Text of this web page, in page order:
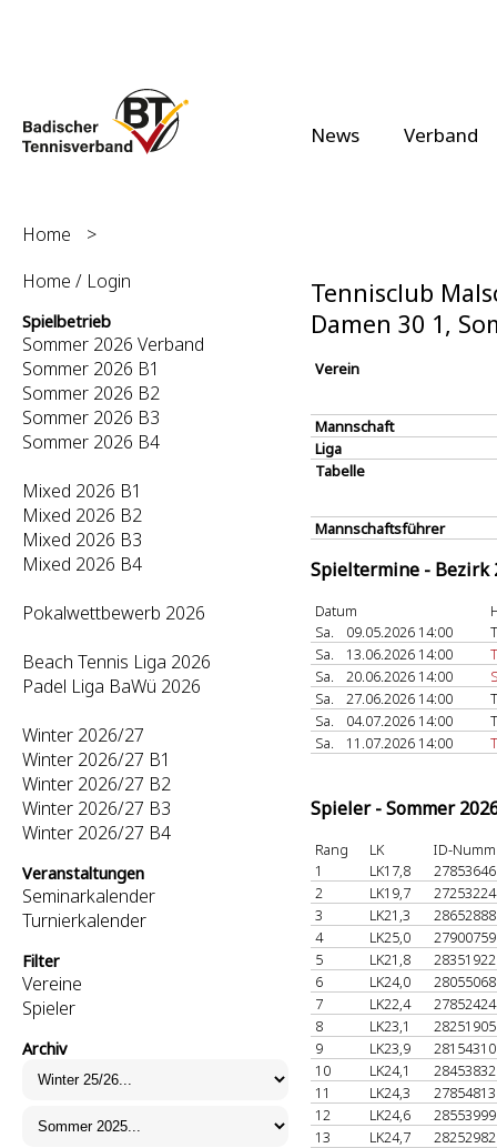
News Verband
Home
>
Home / Login
Spielbetrieb
Sommer 2026 Verband
Sommer 2026 B1
Sommer 2026 B2
Sommer 2026 B3
Sommer 2026 B4
Mixed 2026 B1
Mixed 2026 B2
Mixed 2026 B3
Mixed 2026 B4
Pokalwettbewerb 2026
Beach Tennis Liga 2026
Padel Liga BaWü 2026
Winter 2026/27
Winter 2026/27 B1
Winter 2026/27 B2
Winter 2026/27 B3
Winter 2026/27 B4
Veranstaltungen
Seminarkalender
Turnierkalender
Filter
Vereine
Spieler
Archiv
Tennisclub
Damen 30 1,
Verein
Mannschaft
Liga
Tabelle
Mannschaftsführer
Spieltermine - Bezirk
Datum
Sa.
09.05.2026 14:00
Sa.
13.06.2026 14:00
Sa.
20.06.2026 14:00
Sa.
27.06.2026 14:00
Sa.
04.07.2026 14:00
Sa.
11.07.2026 14:00
Spieler - Sommer
Rang LK
ID-
1
LK17,8
2
LK19,7
3
LK21,3
4
LK25,0
5
LK21,8
6
LK24,0
7
LK22,4
8
LK23,1
9
LK23,9
10
LK24,1
11
LK24,3
12
LK24,6
13
LK24,7